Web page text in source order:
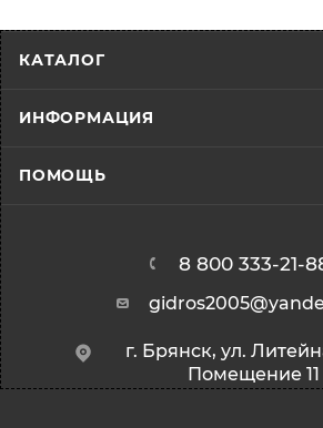
КАТАЛОГ
ИНФОРМАЦИЯ
ПОМОЩЬ
8 800 333-21-
г. Брянск, ул.
Помещение 11